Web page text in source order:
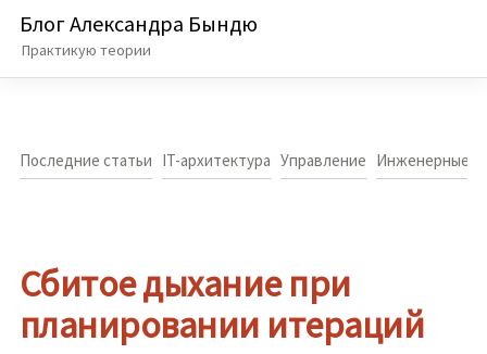
Последние статьи IT-архитектура Управление Инженерные
Сбитое дыхание при
планировании итераций
Блог Александра Бындю
Практикую теории